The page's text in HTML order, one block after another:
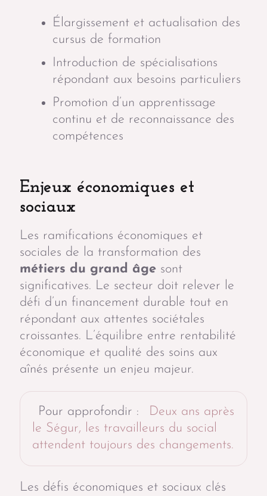
Élargissement et actualisation des
cursus de formation
Introduction de spécialisations
répondant aux besoins particuliers
Promotion d’un apprentissage
continu et de reconnaissance des
compétences
Enjeux économiques et
sociaux
Les ramifications économiques et
sociales de la transformation des
métiers du grand âge sont
significatives. Le secteur doit relever le
défi d’un financement durable tout en
répondant aux attentes sociétales
croissantes. L’équilibre entre rentabilité
économique et qualité des soins aux
aînés présente un enjeu majeur.
Pour approfondir :
Deux ans après
le Ségur, les travailleurs du social
attendent toujours des changements.
Les défis économiques et sociaux clés